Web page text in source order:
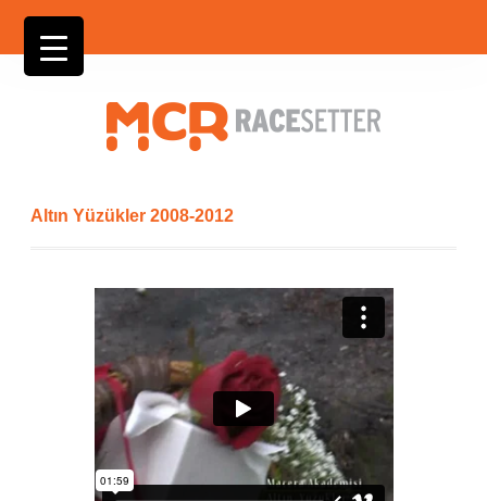
Altın Yüzükler 2008-2012